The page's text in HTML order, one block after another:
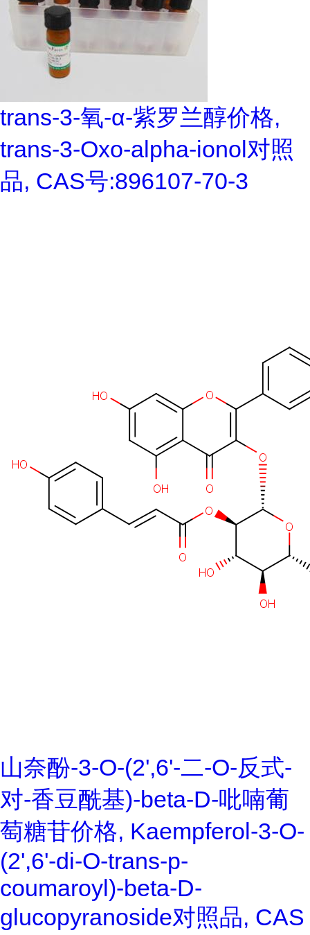
trans-3-氧-α-紫罗兰醇价格,
trans-3-Oxo-alpha-ionol对照
品, CAS号:896107-70-3
山奈酚-3-O-(2',6'-二-O-反式-
对-香豆酰基)-beta-D-吡喃葡
萄糖苷价格, Kaempferol-3-O-
(2',6'-di-O-trans-p-
coumaroyl)-beta-D-
glucopyranoside对照品, CAS